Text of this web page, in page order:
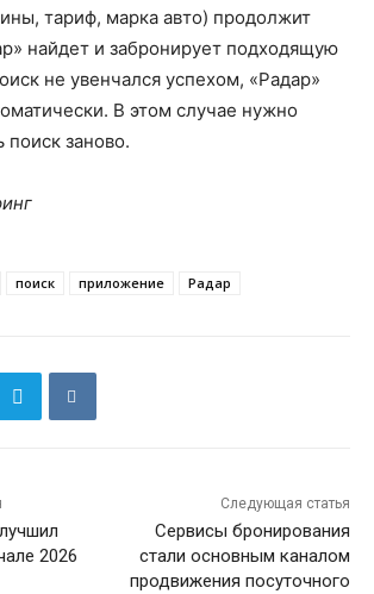
тариф, марка авто) продолжит
найдет и забронирует подходящую
не увенчался успехом, «Радар»
В этом случае нужно
поиск заново.
поиск приложение Радар
2026
Следующая статья
Сервисы бронирования
стали основным каналом
продвижения посуточного